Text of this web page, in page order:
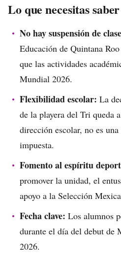
Lo que necesitas saber
No hay suspensión de
Educación de Quintana
que las actividades
Mundial 2026.
Flexibilidad escolar: La
de la playera del Tri queda
dirección escolar, no es
impuesta.
Fomento al espíritu
promover la unidad, el
apoyo a la Selección
Fecha clave: Los alumnos
durante el día del debut de
2026.